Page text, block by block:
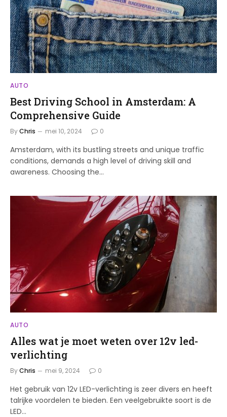
AUTO
Best Driving School in Amsterdam: A
Comprehensive Guide
ByChris mei 10, 2024 0
Amsterdam, with its bustling streets and unique traffic
conditions, demands a high level of driving skill and
awareness. Choosing the…
AUTO
Alles wat je moet weten over 12v led-
verlichting
ByChris mei 9, 2024 0
Het gebruik van 12v LED-verlichting is zeer divers en heeft
talrijke voordelen te bieden. Een veelgebruikte soort is de
LED…